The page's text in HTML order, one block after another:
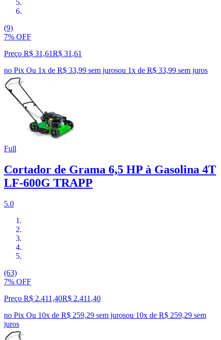
(9)
7% OFF
Preço R$ 31,61R$ 31 ,61
no Pix Ou 1x de R$ 33,99 sem jurosou 1x de R$ 33,99 sem juros
Full
Cortador de Grama 6,5 HP à Gasolina 4T
LF-600G TRAPP
5.0
(63)
7% OFF
Preço R$ 2.411,40R$ 2.411 ,40
no Pix Ou 10x de R$ 259,29 sem jurosou 10x de R$ 259,29 sem
juros